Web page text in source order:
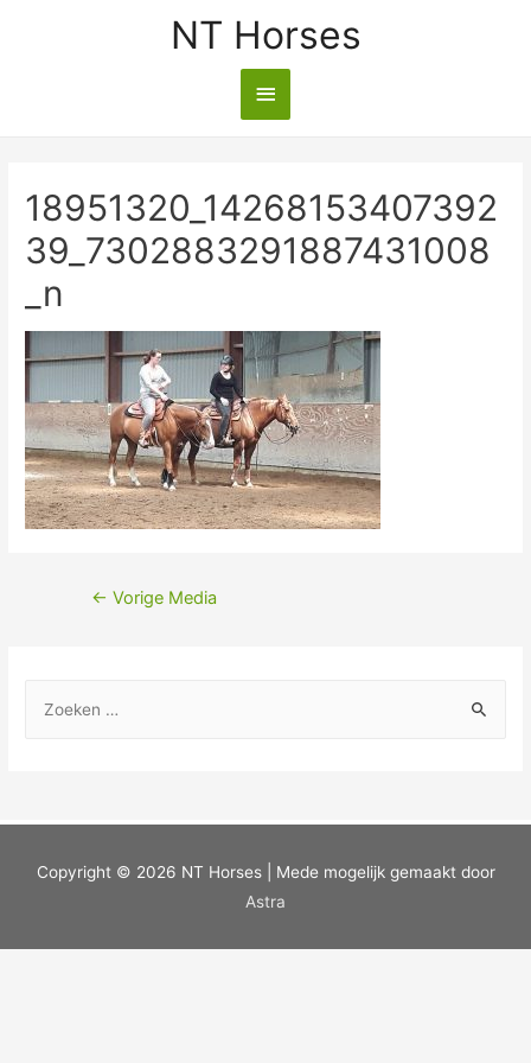
NT Horses
18951320_14268153407392
39_7302883291887431008
_n
← Vorige Media
Copyright © 2026 NT Horses| Mede mogelijk gemaakt door
Astra